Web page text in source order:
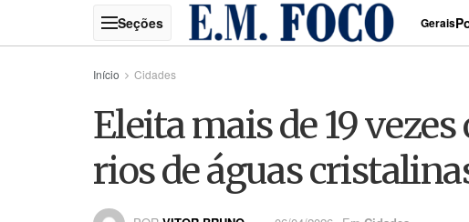
Gerais
Início Cidades
Eleita mais de 19
rios de águas